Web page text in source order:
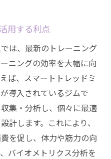
用する利点
は、最新のトレーニング
ニングの効率を大幅に向
ば、スマートトレッドミ
導入されているジムで
集・分析し、個々に最適
計します。これにより、
を促し、体力や筋力の向
バイオメトリクス分析を